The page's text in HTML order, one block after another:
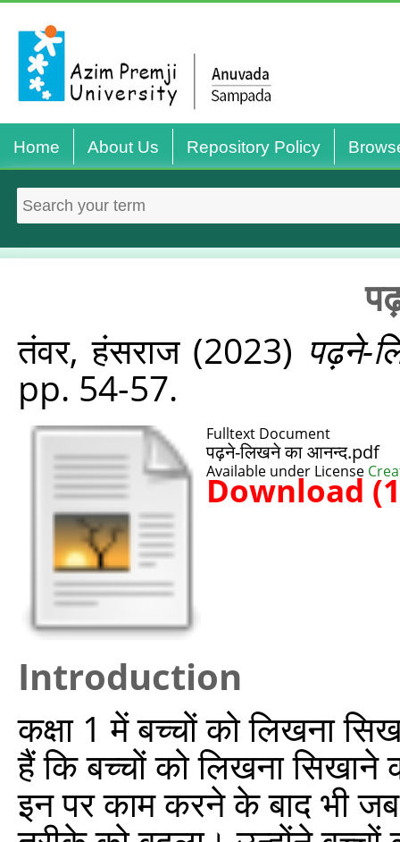
Home About Us Repository Policy
तंवर, हंसराज(2023) पढ़ने-
pp. 54-57.
Fulltext Document
पढ़ने-लिखने का आनन्द.pdf
Available under License
Download
Introduction
कक्षा 1 में बच्चों को लिखना
हैं कि बच्चों को लिखना
इन पर काम करने के बाद भी